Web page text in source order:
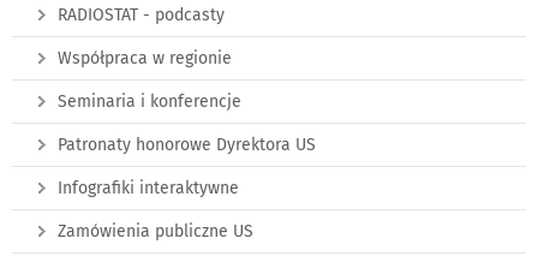
RADIOSTAT - podcasty
Współpraca w regionie
Seminaria i konferencje
Patronaty honorowe Dyrektora US
Infografiki interaktywne
Zamówienia publiczne US